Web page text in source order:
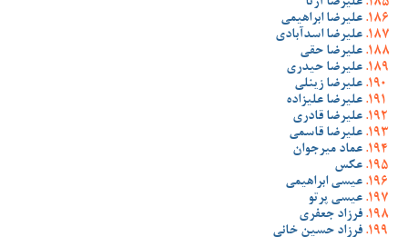
علیرضا آرتا
علیرضا ابراهیمی
علیرضا اسدآبادی
علیرضا حقی
علیرضا حیدری
علیرضا زینلی
علیرضا علیزاده
علیرضا قادری
علیرضا قاسمی
عماد میرجوان
عکس
عیسی ابراهیمی
عیسی پرتو
فرزاد جعفری
فرزاد حسین خانی